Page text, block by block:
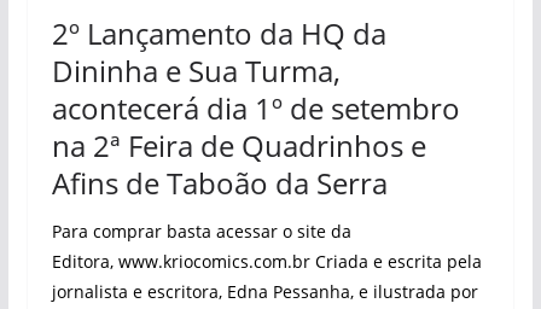
2º Lançamento da HQ da
Dininha e Sua Turma,
acontecerá dia 1º de setembro
na 2ª Feira de Quadrinhos e
Afins de Taboão da Serra
Para comprar basta acessar o site da
Editora, www.kriocomics.com.br Criada e escrita pela
jornalista e escritora, Edna Pessanha, e ilustrada por